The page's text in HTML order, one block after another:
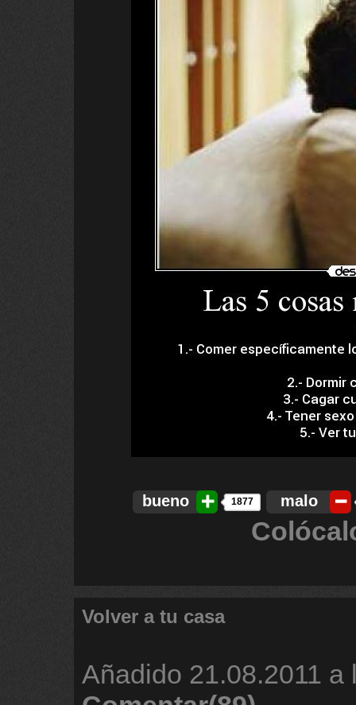
bueno 1877 malo
Volver a tu casa
Añadido 21.08.2011 a